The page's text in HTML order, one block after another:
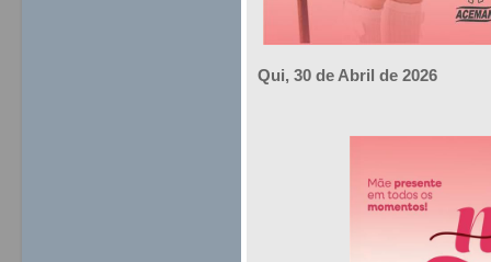
Qui, 30 de Abril de 2026